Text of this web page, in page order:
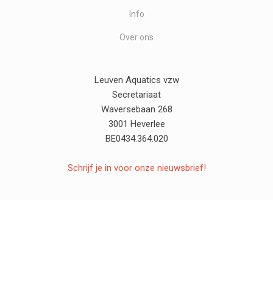
Info
Over ons
Leuven Aquatics vzw
Secretariaat
Waversebaan 268
3001 Heverlee
BE0434.364.020
Schrijf je in voor onze nieuwsbrief!